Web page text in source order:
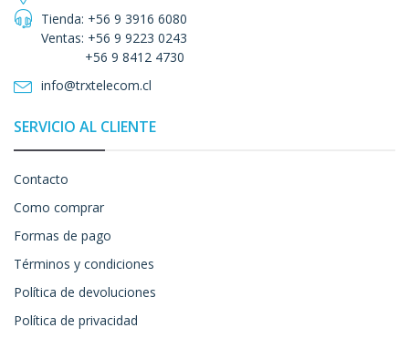
Tienda: +56 9 3916 6080
Ventas: +56 9 9223 0243
+56 9 8412 4730
info@trxtelecom.cl
SERVICIO AL CLIENTE
Contacto
Como comprar
Formas de pago
Términos y condiciones
Política de devoluciones
Política de privacidad